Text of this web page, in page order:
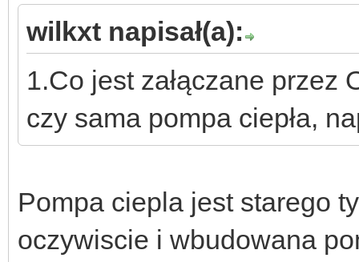
wilkxt napisał(a):
1.Co jest załączane przez
czy sama pompa ciepła,
Pompa ciepla jest starego
oczywiscie i wbudowana